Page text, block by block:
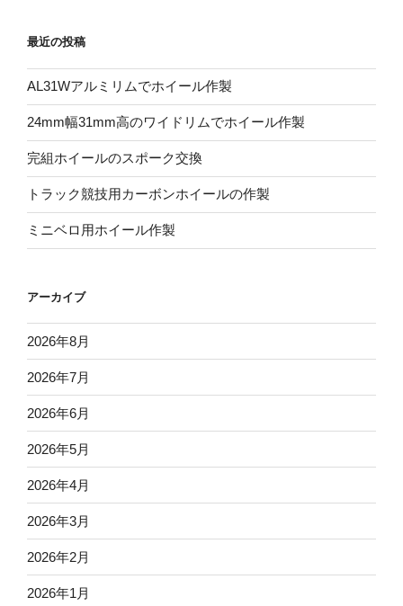
最近の投稿
AL31Wアルミリムでホイール作製
24mm幅31mm高のワイドリムでホイール作製
完組ホイールのスポーク交換
トラック競技用カーボンホイールの作製
ミニベロ用ホイール作製
アーカイブ
2026年8月
2026年7月
2026年6月
2026年5月
2026年4月
2026年3月
2026年2月
2026年1月